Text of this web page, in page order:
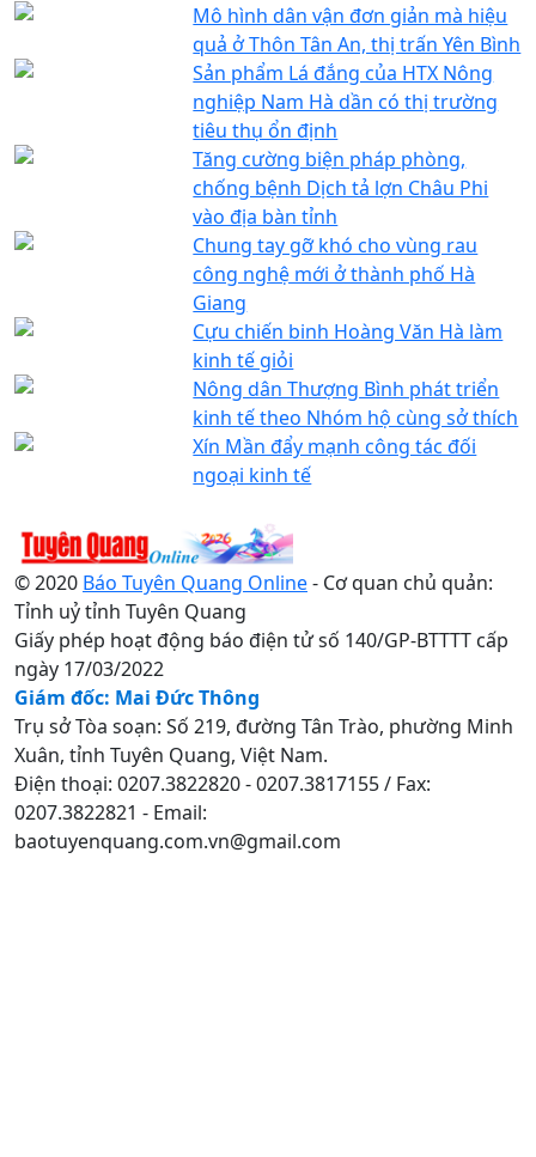
Mô hình dân vận đơn giản mà hiệu
quả ở Thôn Tân An, thị trấn Yên Bình
Sản phẩm Lá đắng của HTX Nông
nghiệp Nam Hà dần có thị trường
tiêu thụ ổn định
Tăng cường biện pháp phòng,
chống bệnh Dịch tả lợn Châu Phi
vào địa bàn tỉnh
Chung tay gỡ khó cho vùng rau
công nghệ mới ở thành phố Hà
Giang
Cựu chiến binh Hoàng Văn Hà làm
kinh tế giỏi
Nông dân Thượng Bình phát triển
kinh tế theo Nhóm hộ cùng sở thích
Xín Mần đẩy mạnh công tác đối
ngoại kinh tế
© 2020 Báo Tuyên Quang Online- Cơ quan chủ quản:
Tỉnh uỷ tỉnh Tuyên Quang
Giấy phép hoạt động báo điện tử số 140/GP-BTTTT cấp
ngày 17/03/2022
Giám đốc: Mai Đức Thông
Trụ sở Tòa soạn: Số 219, đường Tân Trào, phường Minh
Xuân, tỉnh Tuyên Quang, Việt Nam.
Điện thoại: 0207.3822820 - 0207.3817155 / Fax:
0207.3822821 - Email:
baotuyenquang.com.vn@gmail.com